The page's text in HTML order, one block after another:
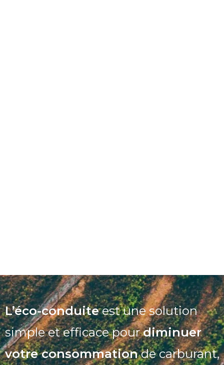
L’éco-conduiteest une solution
simple et efficace pourdiminuer
votre consommationde carburant,